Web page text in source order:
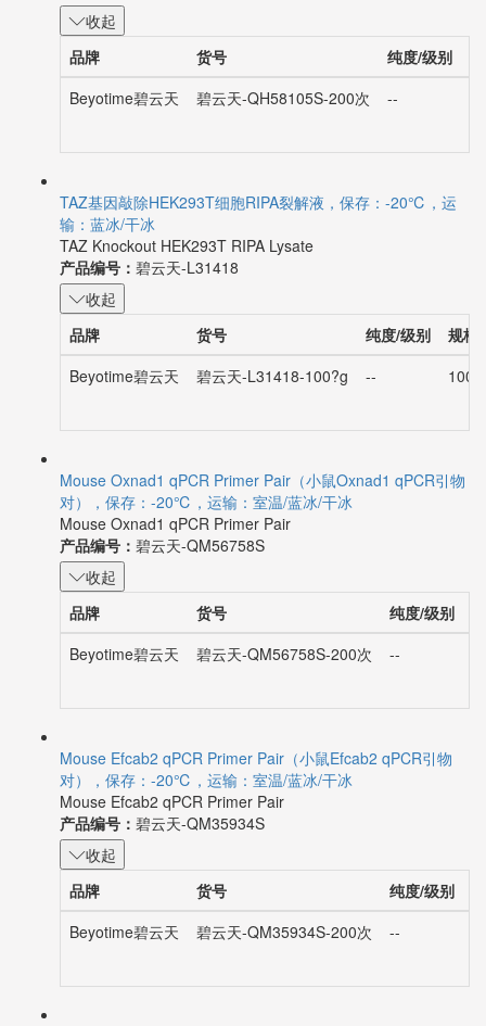
收起
品牌
货号 纯度/级别
Beyotime碧云天
碧云天-QH58105S-200次 --
TAZ基因敲除HEK293T细胞RIPA裂解液，保存：-20℃，运
输：蓝冰/干冰
TAZ Knockout HEK293T RIPA Lysate
产品编号： 碧云天-L31418
收起
品牌
货号 纯度/级别
规格
Beyotime碧云天
碧云天-L31418-100?g --
Mouse Oxnad1 qPCR Primer Pair（小鼠Oxnad1 qPCR引物
对），保存：-20℃，运输：室温/蓝冰/干冰
Mouse Oxnad1 qPCR Primer Pair
产品编号： 碧云天-QM56758S
收起
品牌
货号 纯度/级别
Beyotime碧云天
碧云天-QM56758S-200次 --
Mouse Efcab2 qPCR Primer Pair（小鼠Efcab2 qPCR引物
对），保存：-20℃，运输：室温/蓝冰/干冰
Mouse Efcab2 qPCR Primer Pair
产品编号： 碧云天-QM35934S
收起
品牌
货号 纯度/级别
Beyotime碧云天
碧云天-QM35934S-200次 --